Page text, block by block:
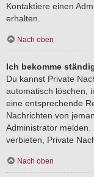
Kontaktiere einen
erhalten.
Nach oben
Ich bekomme
Du kannst Private
automatisch löschen,
eine entsprechende
Nachrichten von
Administrator
verbieten, Private
Nach oben